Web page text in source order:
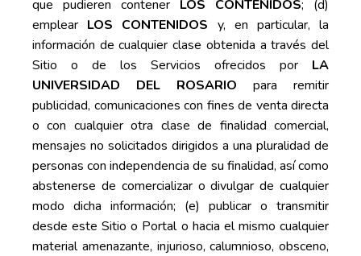
que pudieren contener LOS CONTENIDOS; (d)
emplear LOS CONTENIDOS y, en particular, la
información de cualquier clase obtenida a través del
Sitio o de los Servicios ofrecidos por LA
UNIVERSIDAD DEL ROSARIO para remitir
publicidad, comunicaciones con fines de venta directa
o con cualquier otra clase de finalidad comercial,
mensajes no solicitados dirigidos a una pluralidad de
personas con independencia de su finalidad, así como
abstenerse de comercializar o divulgar de cualquier
modo dicha información; (e) publicar o transmitir
desde este Sitio o Portal o hacia el mismo cualquier
material amenazante, injurioso, calumnioso, obsceno,